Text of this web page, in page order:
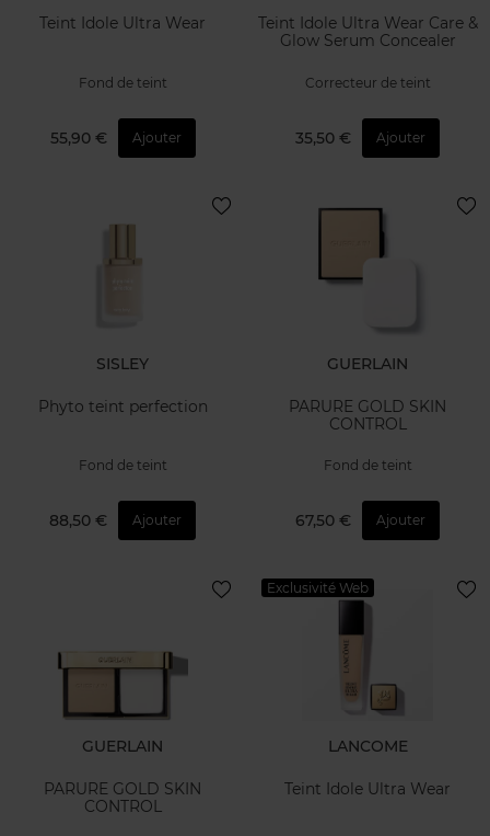
Teint Idole Ultra Wear
Fond de teint
55,90 € Ajouter
Teint Idole Ultra Wear Care &
Glow Serum Concealer
Correcteur de teint
35,50 € Ajouter
SISLEY
Phyto teint perfection
Fond de teint
88,50 € Ajouter
GUERLAIN
PARURE GOLD SKIN
CONTROL
Fond de teint
67,50 € Ajouter
GUERLAIN
PARURE GOLD SKIN
CONTROL
Exclusivité Web
LANCOME
Teint Idole Ultra Wear